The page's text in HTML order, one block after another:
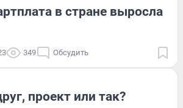
в стране выросла
349 Обсудить
проект или так?